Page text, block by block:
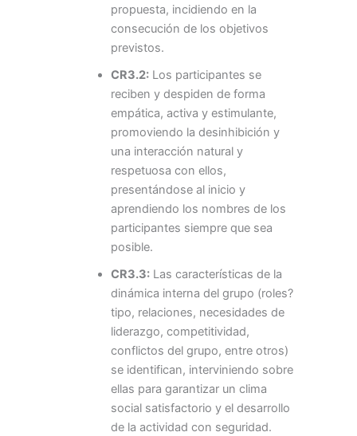
propuesta, incidiendo en la
consecución de los objetivos
previstos.
CR3.2:Los participantes se
reciben y despiden de forma
empática, activa y estimulante,
promoviendo la desinhibición y
una interacción natural y
respetuosa con ellos,
presentándose al inicio y
aprendiendo los nombres de los
participantes siempre que sea
posible.
CR3.3:Las características de la
dinámica interna del grupo (roles?
tipo, relaciones, necesidades de
liderazgo, competitividad,
conflictos del grupo, entre otros)
se identifican, interviniendo sobre
ellas para garantizar un clima
social satisfactorio y el desarrollo
de la actividad con seguridad.